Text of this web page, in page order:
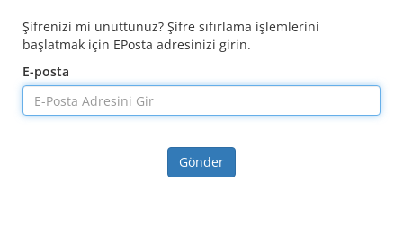
Şifrenizi mi unuttunuz? Şifre sıfırlama işlemlerini
başlatmak için EPosta adresinizi girin.
E-posta
Gönder